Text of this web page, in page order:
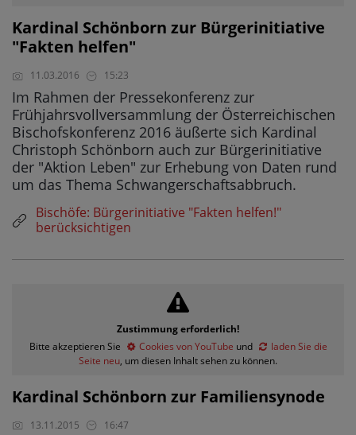
Kardinal Schönborn zur Bürgerinitiative
"Fakten helfen"
11.03.2016 15:23
Im Rahmen der Pressekonferenz zur
Frühjahrsvollversammlung der Österreichischen
Bischofskonferenz 2016 äußerte sich Kardinal
Christoph Schönborn auch zur Bürgerinitiative
der "Aktion Leben" zur Erhebung von Daten rund
um das Thema Schwangerschaftsabbruch.
Bischöfe: Bürgerinitiative "Fakten helfen!"
berücksichtigen
Zustimmung erforderlich!
Bitte akzeptieren Sie
Cookies von YouTube und
laden Sie die
Seite neu, um diesen Inhalt sehen zu können.
Kardinal Schönborn zur Familiensynode
13.11.2015 16:47